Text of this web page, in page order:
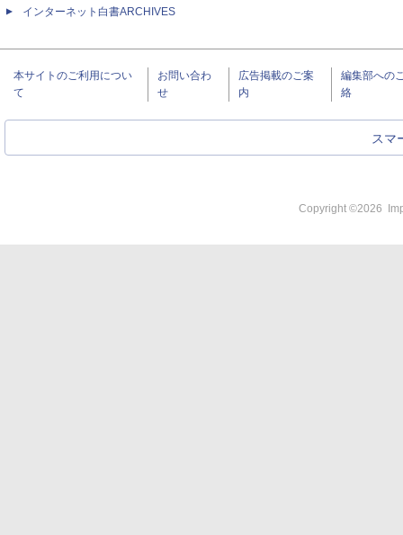
インターネット白書ARCHIVES
本サイトのご利用につい
て
お問い合わ
せ
広告掲載のご案
内
編集部への
絡
スマ
Copyright ©2026